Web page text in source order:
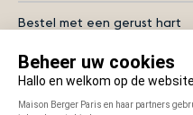
Bestel met een gerust hart
Alles wat je moet weten